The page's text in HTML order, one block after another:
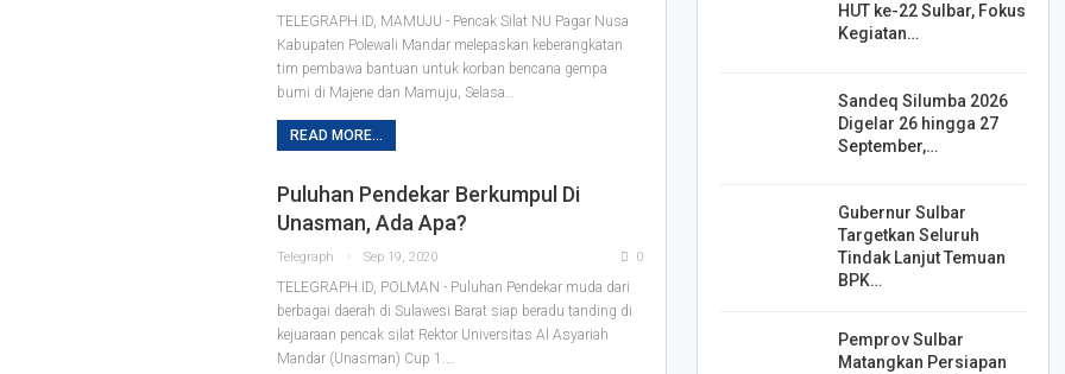
TELEGRAPH.ID, MAMUJU - Pencak Silat NU Pagar Nusa
Kabupaten Polewali Mandar melepaskan keberangkatan
tim pembawa bantuan untuk korban bencana gempa
bumi di Majene dan Mamuju, Selasa
READ MORE...
Puluhan Pendekar Berkumpul Di
Unasman, Ada Apa?
Telegraph Sep 19, 2020 0
TELEGRAPH.ID, POLMAN - Puluhan Pendekar muda dari
berbagai daerah di Sulawesi Barat siap beradu tanding di
kejuaraan pencak silat Rektor Universitas Al Asyariah
Mandar (Unasman) Cup 1.
HUT ke-22 Sulbar, Fokus
Kegiatan…
Sandeq Silumba 2026
Digelar 26 hingga 27
September,…
Gubernur Sulbar
Targetkan Seluruh
Tindak Lanjut Temuan
BPK…
Pemprov Sulbar
Matangkan Persiapan